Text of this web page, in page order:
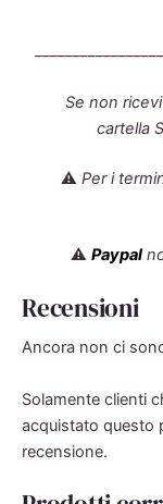
Se non
cartella
⚠️ Per i
⚠️ Paypal
Recensioni
Ancora non ci
Solamente clienti
acquistato questo
recensione.